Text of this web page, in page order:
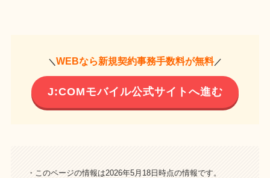
＼WEBなら新規契約事務手数料が無料／
J:COMモバイル公式サイトへ進む
・このページの情報は2026年5月18日時点の情報です。